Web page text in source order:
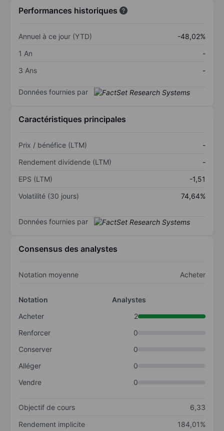
Performances historiques
Annuel à ce jour (YTD)
-48,02%
1 An
-
3 Ans
-
Données fournies par
Caractéristiques principales
Prix / bénéfice (LTM)
-
Rendement dividende (LTM)
-
EPS (LTM)
-1,51
Volatilité (30 jours)
74,64%
Données fournies par
Consensus des analystes
Notation moyenne Acheter
Notation
Analystes
Acheter
2
Renforcer
0
Conserver
0
Alléger
0
Vendre
0
Objectif de cours
6,33
Rendement implicite
184,01%